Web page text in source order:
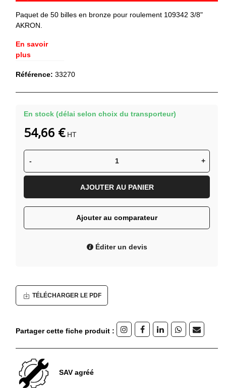
Paquet de 50 billes en bronze pour roulement 109342 3/8"
AKRON.
En savoir
plus
Référence: 33270
En stock (délai selon choix du transporteur)
- +
AJOUTER AU PANIER
Ajouter au comparateur
Éditer un devis
54,66 € HT
TÉLÉCHARGER LE PDF
Partager cette fiche produit :
SAV agréé